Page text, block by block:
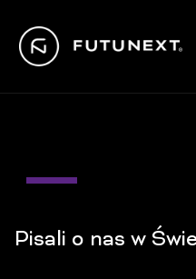
Pisali o nas w